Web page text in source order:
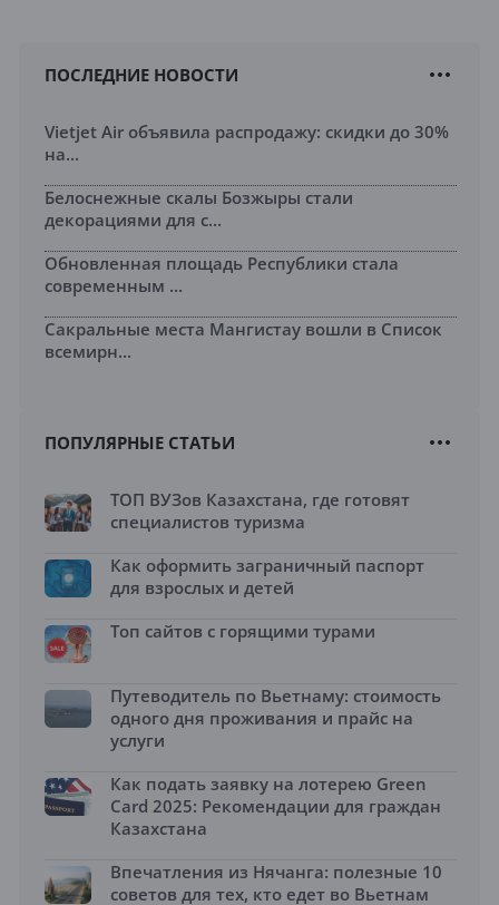
ПОСЛЕДНИЕ НОВОСТИ
Vietjet Air объявила распродажу: скидки до 30%
на...
Белоснежные скалы Бозжыры стали
декорациями для с...
Обновленная площадь Республики стала
современным ...
Сакральные места Мангистау вошли в Список
всемирн...
ПОПУЛЯРНЫЕ СТАТЬИ
ТОП ВУЗов Казахстана, где готовят
специалистов туризма
Как оформить заграничный паспорт
для взрослых и детей
Топ сайтов с горящими турами
Путеводитель по Вьетнаму: стоимость
одного дня проживания и прайс на
услуги
Как подать заявку на лотерею Green
Card 2025: Рекомендации для граждан
Казахстана
Впечатления из Нячанга: полезные 10
советов для тех, кто едет во Вьетнам